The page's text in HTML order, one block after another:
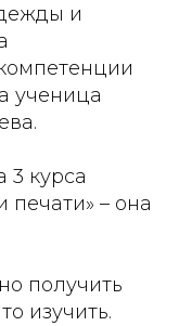
и
ученица
3 курса
печати» – она
получить
изучить.